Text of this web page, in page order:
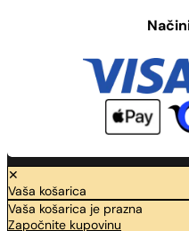
✕
Vaša košarica
Vaša košarica je prazna
Započnite kupovinu